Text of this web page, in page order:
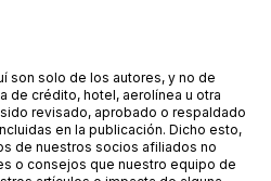
son solo de los autores, y no de
de crédito, hotel, aerolínea u otra
revisado, aprobado o respaldado
en la publicación. Dicho esto,
de nuestros socios afiliados no
o consejos que nuestro equipo de